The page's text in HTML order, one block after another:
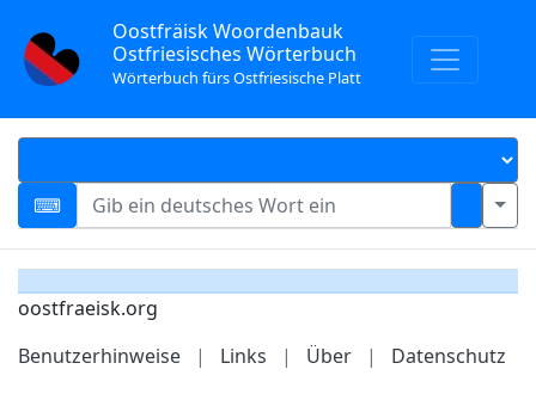
Oostfräisk Woordenbauk
Ostfriesisches Wörterbuch
Wörterbuch fürs Ostfriesische Platt
oostfraeisk.org
Benutzerhinweise
| Links | Über | Datenschutz